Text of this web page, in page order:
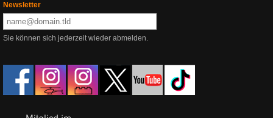
Newsletter
Sie können sich jederzeit wieder abmelden.